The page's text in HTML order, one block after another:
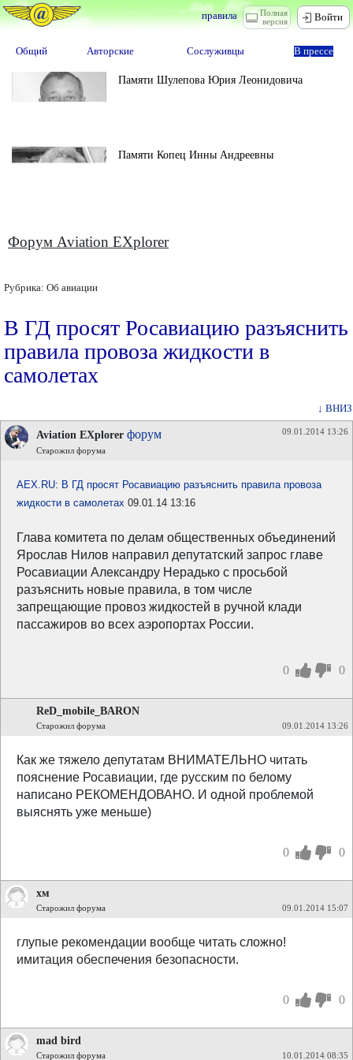
Полная
версия
правила Войти
Общий Авторские Сослуживцы В прессе
Памяти Шулепова Юрия Леонидовича
Памяти Копец Инны Андреевны
Форум Aviation EXplorer
Рубрика: Об авиации
В ГД просят Росавиацию разъяснить
правила провоза жидкости в
самолетах
↓ ВНИЗ
Aviation EXplorer форум
Старожил форума
09.01.2014 13:26
AEX.RU: В ГД просят Росавиацию разъяснить правила провоза
жидкости в самолетах 09.01.14 13:16
Глава комитета по делам общественных объединений
Ярослав Нилов направил депутатский запрос главе
Росавиации Александру Нерадько с просьбой
разъяснить новые правила, в том числе
запрещающие провоз жидкостей в ручной клади
пассажиров во всех аэропортах России.
0 0
ReD_mobile_BARON
Старожил форума 09.01.2014 13:26
Как же тяжело депутатам ВНИМАТЕЛЬНО читать
пояснение Росавиации, где русским по белому
написано РЕКОМЕНДОВАНО. И одной проблемой
выяснять уже меньше)
0 0
хм
Старожил форума 09.01.2014 15:07
глупые рекомендации вообще читать сложно!
имитация обеспечения безопасности.
0 0
mad bird
Старожил форума 10.01.2014 08:35